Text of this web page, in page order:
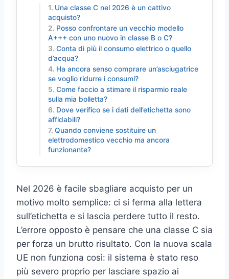
Una classe C nel 2026 è un cattivo
acquisto?
Posso confrontare un vecchio modello
A+++ con uno nuovo in classe B o C?
Conta di più il consumo elettrico o quello
d’acqua?
Ha ancora senso comprare un’asciugatrice
se voglio ridurre i consumi?
Come faccio a stimare il risparmio reale
sulla mia bolletta?
Dove verifico se i dati dell’etichetta sono
affidabili?
Quando conviene sostituire un
elettrodomestico vecchio ma ancora
funzionante?
Nel 2026 è facile sbagliare acquisto per un
motivo molto semplice: ci si ferma alla lettera
sull’etichetta e si lascia perdere tutto il resto.
L’errore opposto è pensare che una classe C sia
per forza un brutto risultato. Con la nuova scala
UE non funziona così: il sistema è stato reso
più severo proprio per lasciare spazio ai